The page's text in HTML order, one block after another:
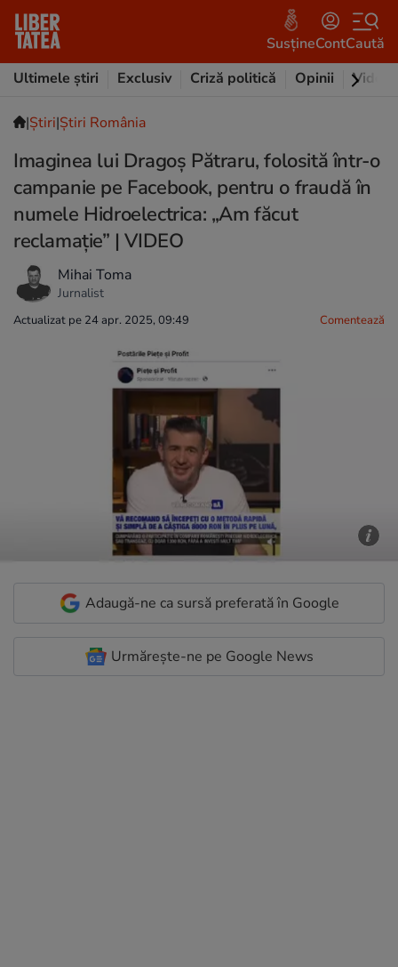
SusțineContCaută
Ultimele știri
Exclusiv Criză politică Opinii Video
|Ştiri|Știri România
Imaginea lui Dragoș Pătraru, folosită într-o
campanie pe Facebook, pentru o fraudă în
numele Hidroelectrica: „Am făcut
reclamație” | VIDEO
Mihai Toma
Jurnalist
Actualizat pe 24 apr. 2025, 09:49 Comentează
Adaugă-ne ca sursă preferată în Google
Urmărește-ne pe Google News